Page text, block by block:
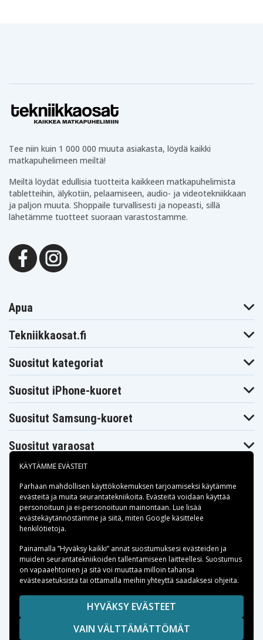
Tee niin kuin 1 000 000 muuta asiakasta, löydä kaikki
matkapuhelimeen meiltä!
Meiltä löydät edullisia tuotteita kaikkeen matkapuhelimista
tabletteihin, älykotiin, pelaamiseen, audio- ja videotekniikkaan
ja paljon muuta. Shoppaile turvallisesti ja nopeasti, sillä
lähetämme tuotteet suoraan varastostamme.
Apua
Tekniikkaosat.fi
Suositut kategoriat
Suositut iPhone-kuoret
Suositut Samsung-kuoret
Suositut varaosat
Maksuvaihtoehdot
Toimitusvaihtoehdot
Copyright © 2026, Spares Nordic AB
SIVULLA MAINITUT TAVARAMERKIT OVAT OMISTAJIENSA
OMAISUUTTA.
KÄYTÄMME EVÄSTEIT
Parhaan mahdollisen käyttökokemuksen tarjoamiseksi käytämme
evästeitä ja muita seurantatekniikoita. Evästeitä voidaan käyttää
personoituun ja ei-personoituun mainontaan. Lue lisää
evästekäytännöstämme ja siitä, miten Google käsittelee
henkilötietoja.
Painamalla ”Hyväksy kaikki” annat suostumuksesi evästeiden ja
muiden seurantatekniikoiden tallentamiseen laitteellesi. Suostumus
on vapaaehtoinen ja sitä voi muuttaa milloin tahansa
evästeasetuksista tai ottamalla meihin yhteyttä saadaksesi ohjeita.
HYVÄKSY EVÄSTEET
VAIN VÄLTTÄMÄTTÖMÄT